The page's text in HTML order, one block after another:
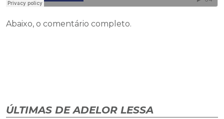
Abaixo, o comentário completo.
ÚLTIMAS DE ADELOR LESSA